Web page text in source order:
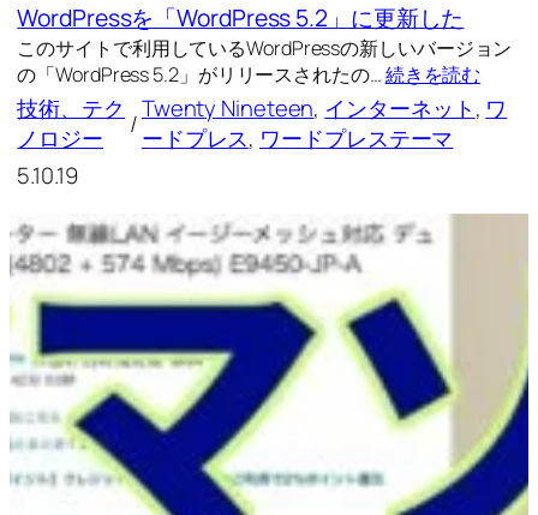
WordPressを「WordPress 5.2」に更新した
このサイトで利用しているWordPressの新しいバージョン
の「WordPress 5.2」がリリースされたの…続きを読む
技術、テク
ノロジー
/Twenty Nineteen, インターネット, ワ
ードプレス, ワードプレステーマ
5.10.19